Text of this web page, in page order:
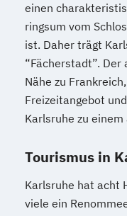
einen
ringsum vom
ist. Daher trägt
“Fächerstadt”. Der
Nähe zu
Freizeitangebot
Karlsruhe zu
Tourismus in
Karlsruhe hat acht
viele ein